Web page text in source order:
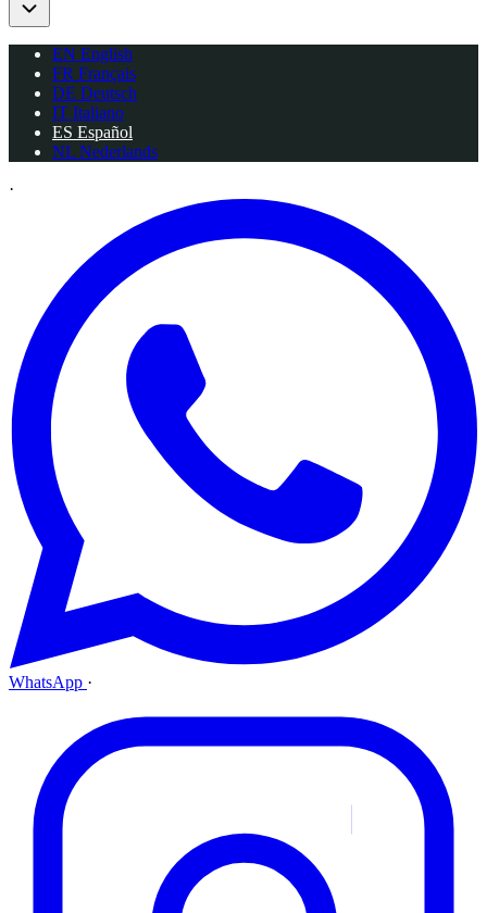
EN English
FR Français
DE Deutsch
IT Italiano
ES Español
NL Nederlands
·
WhatsApp ·